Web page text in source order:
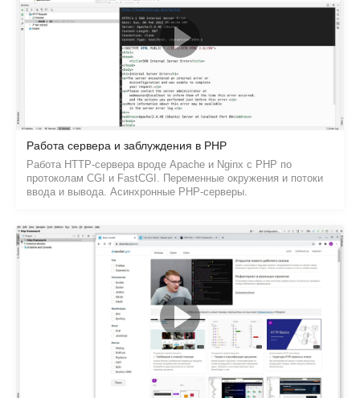
Работа сервера и заблуждения в PHP
Работа HTTP-сервера вроде Apache и Nginx с PHP по
протоколам CGI и FastCGI. Переменные окружения и потоки
ввода и вывода. Асинхронные PHP-серверы.